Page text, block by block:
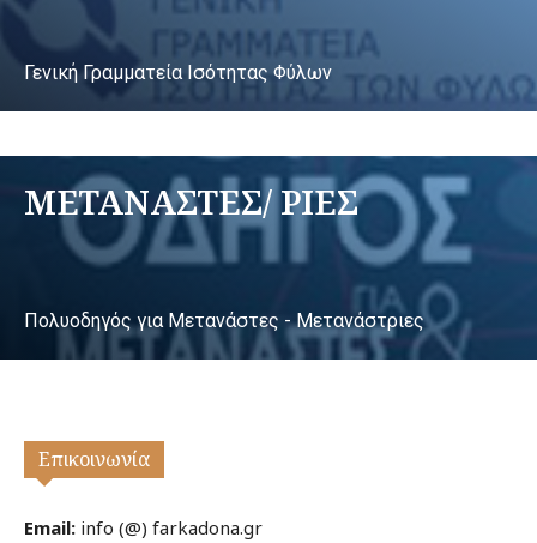
Γενική Γραμματεία Ισότητας Φύλων
ΜΕΤΑΝΑΣΤΕΣ/ ΡΙΕΣ
Πολυοδηγός για Μετανάστες - Μετανάστριες
Επικοινωνία
Email: info (@) farkadona.gr